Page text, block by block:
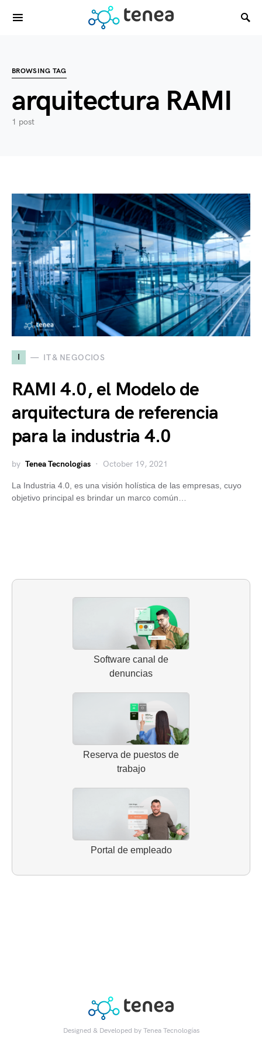
BROWSING TAG
arquitectura RAMI
1 post
I IT & NEGOCIOS
RAMI 4.0, el Modelo de
arquitectura de referencia
para la industria 4.0
by Tenea Tecnologias October 19, 2021
La Industria 4.0, es una visión holística de las empresas, cuyo
objetivo principal es brindar un marco común…
Software canal de
denuncias
Reserva de puestos de
trabajo
Portal de empleado
Designed & Developed by Tenea Tecnologías